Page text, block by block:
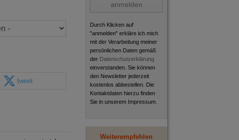
tweet
anmelden
Durch Klicken auf
"anmelden" erkläre ich mich
mit der Verarbeitung meiner
persönlichen Daten gemäß
der Datenschutzerklärung
einverstanden. Sie können
den Newsletter jederzeit
kostenlos abbestellen. Die
Kontaktdaten hierzu finden
Sie in unserem Impressum.
Weiterempfehlen